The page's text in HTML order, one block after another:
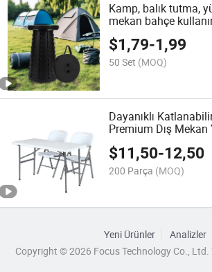
Kamp, balık tutma,
mekan bahçe
plastik tabure
$1,79-1,99
50 Set (MOQ)
Dayanıklı
Premium Dış Mekan
Mobilyası
$11,50-12,50
200 Parça (MOQ)
Yeni Ürünler
Analizler
Copyright © 2026 Focus Technology Co., Ltd.